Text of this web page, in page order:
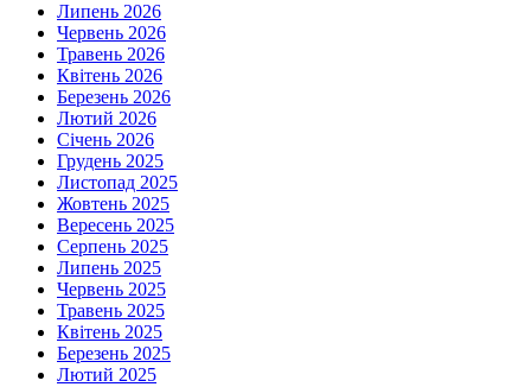
Липень 2026
Червень 2026
Травень 2026
Квітень 2026
Березень 2026
Лютий 2026
Січень 2026
Грудень 2025
Листопад 2025
Жовтень 2025
Вересень 2025
Серпень 2025
Липень 2025
Червень 2025
Травень 2025
Квітень 2025
Березень 2025
Лютий 2025